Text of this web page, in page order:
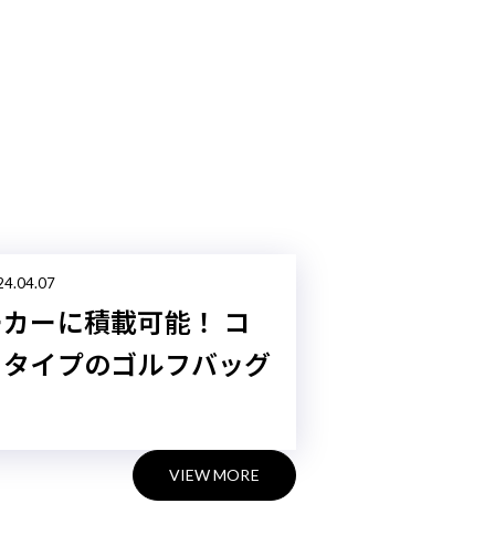
LIFESTYLE / 2024.04.07
人と差がつく、鞄ブランドの本
格派ゴルフバッグ４選